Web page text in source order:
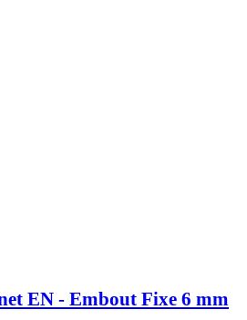
EN - Embout Fixe 6 mm